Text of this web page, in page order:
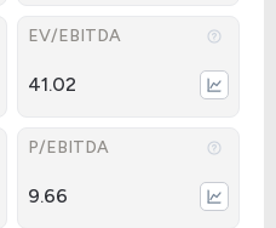
EV/EBITDA
41.02
P/EBITDA
9.66